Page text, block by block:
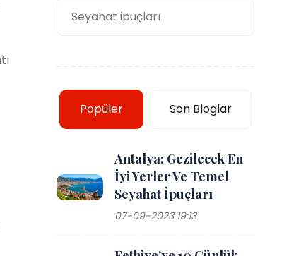
Seyahat ipuçları
Popüler Son Bloglar
Antalya: Gezilecek En
İyi Yerler Ve Temel
Seyahat İpuçları
07-09-2023 19:13